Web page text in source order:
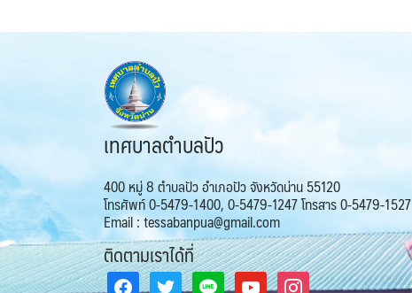
เทศบาลตำบลปัว
400 หมู่ 8 ตำบลปัว อำเภอปัว จังหวัดน่าน 55120
โทรศัพท์ 0-5479-1400, 0-5479-1247 โทรสาร 0-5479-1527
Email : tessabanpua@gmail.com
ติดตามเราได้ที่
facebooktwitter line youtubeinstagram